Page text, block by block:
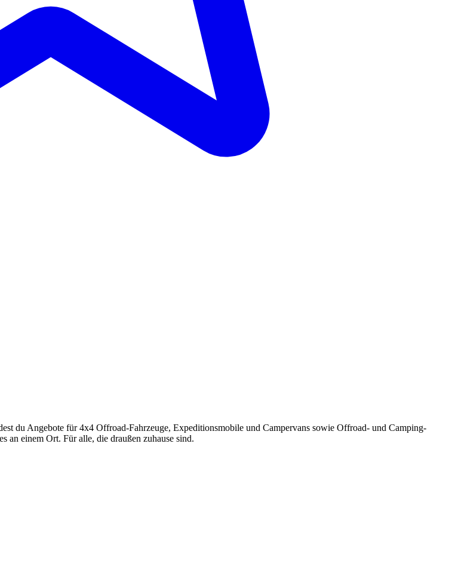
du Angebote für 4x4 Offroad-Fahrzeuge, Expeditionsmobile und Campervans sowie Offroad- und Camping-
an einem Ort. Für alle, die draußen zuhause sind.